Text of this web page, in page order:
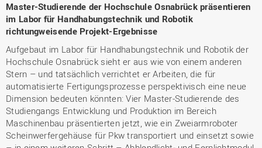
Master-Studierende der Hochschule Osnabrück präsentieren
im Labor für Handhabungstechnik und Robotik
richtungweisende Projekt-Ergebnisse
Aufgebaut im Labor für Handhabungstechnik und Robotik der
Hochschule Osnabrück sieht er aus wie von einem anderen
Stern – und tatsächlich verrichtet er Arbeiten, die für
automatisierte Fertigungsprozesse perspektivisch eine neue
Dimension bedeuten könnten: Vier Master-Studierende des
Studiengangs Entwicklung und Produktion im Bereich
Maschinenbau präsentierten jetzt, wie ein Zweiarmroboter
Scheinwerfergehäuse für Pkw transportiert und einsetzt sowie